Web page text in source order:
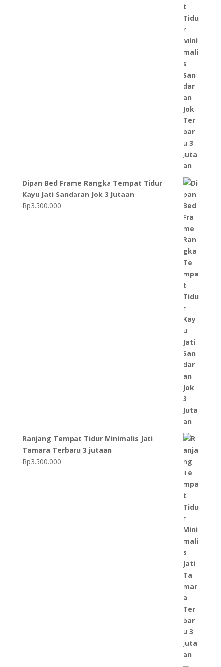
Dipan Bed Frame Rangka Tempat Tidur
Kayu Jati Sandaran Jok 3 Jutaan
Rp3.500.000
Ranjang Tempat Tidur Minimalis Jati
Tamara Terbaru 3 jutaan
Rp3.500.000